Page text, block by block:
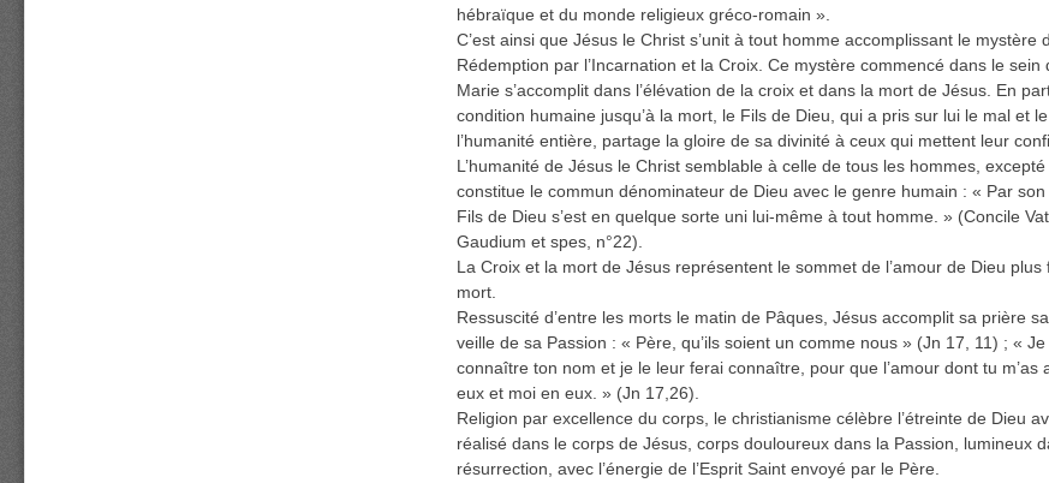
hébraïque et du monde religieux gréco-romain ».
C’est ainsi que Jésus le Christ s’unit à tout homme accomplissant le mystère
Rédemption par l’Incarnation et la Croix. Ce mystère commencé dans le sein
Marie s’accomplit dans l’élévation de la croix et dans la mort de Jésus. En
condition humaine jusqu’à la mort, le Fils de Dieu, qui a pris sur lui le mal et
l’humanité entière, partage la gloire de sa divinité à ceux qui mettent leur
L’humanité de Jésus le Christ semblable à celle de tous les hommes, excepté
constitue le commun dénominateur de Dieu avec le genre humain : « Par
Fils de Dieu s’est en quelque sorte uni lui-même à tout homme. » (Concile
Gaudium et spes, n°22).
La Croix et la mort de Jésus représentent le sommet de l’amour de Dieu plus
mort.
Ressuscité d’entre les morts le matin de Pâques, Jésus accomplit sa prière
veille de sa Passion : « Père, qu’ils soient un comme nous » (Jn 17, 11) ; «
connaître ton nom et je le leur ferai connaître, pour que l’amour dont tu m’as
eux et moi en eux. » (Jn 17,26).
Religion par excellence du corps, le christianisme célèbre l’étreinte de Dieu
réalisé dans le corps de Jésus, corps douloureux dans la Passion, lumineux
résurrection, avec l’énergie de l’Esprit Saint envoyé par le Père.